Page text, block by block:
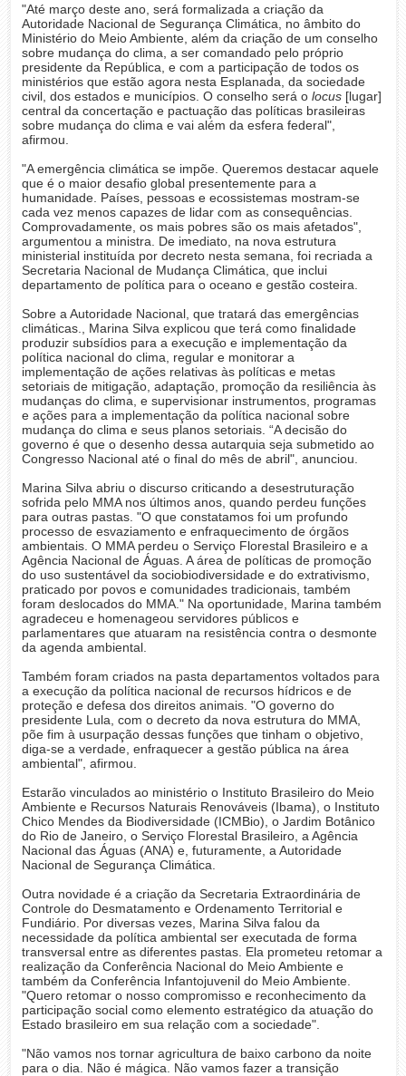
"Até março deste ano, será formalizada a criação da
Autoridade Nacional de Segurança Climática, no âmbito do
Ministério do Meio Ambiente, além da criação de um conselho
sobre mudança do clima, a ser comandado pelo próprio
presidente da República, e com a participação de todos os
ministérios que estão agora nesta Esplanada, da sociedade
civil, dos estados e municípios. O conselho será o locus[lugar]
central da concertação e pactuação das políticas brasileiras
sobre mudança do clima e vai além da esfera federal",
afirmou.
"A emergência climática se impõe. Queremos destacar aquele
que é o maior desafio global presentemente para a
humanidade. Países, pessoas e ecossistemas mostram-se
cada vez menos capazes de lidar com as consequências.
Comprovadamente, os mais pobres são os mais afetados",
argumentou a ministra. De imediato, na nova estrutura
ministerial instituída por decreto nesta semana, foi recriada a
Secretaria Nacional de Mudança Climática, que inclui
departamento de política para o oceano e gestão costeira.
Sobre a Autoridade Nacional, que tratará das emergências
climáticas., Marina Silva explicou que terá como finalidade
produzir subsídios para a execução e implementação da
política nacional do clima, regular e monitorar a
implementação de ações relativas às políticas e metas
setoriais de mitigação, adaptação, promoção da resiliência às
mudanças do clima, e supervisionar instrumentos, programas
e ações para a implementação da política nacional sobre
mudança do clima e seus planos setoriais. “A decisão do
governo é que o desenho dessa autarquia seja submetido ao
Congresso Nacional até o final do mês de abril", anunciou.
Marina Silva abriu o discurso criticando a desestruturação
sofrida pelo MMA nos últimos anos, quando perdeu funções
para outras pastas. "O que constatamos foi um profundo
processo de esvaziamento e enfraquecimento de órgãos
ambientais. O MMA perdeu o Serviço Florestal Brasileiro e a
Agência Nacional de Águas. A área de políticas de promoção
do uso sustentável da sociobiodiversidade e do extrativismo,
praticado por povos e comunidades tradicionais, também
foram deslocados do MMA." Na oportunidade, Marina também
agradeceu e homenageou servidores públicos e
parlamentares que atuaram na resistência contra o desmonte
da agenda ambiental.
Também foram criados na pasta departamentos voltados para
a execução da política nacional de recursos hídricos e de
proteção e defesa dos direitos animais. "O governo do
presidente Lula, com o decreto da nova estrutura do MMA,
põe fim à usurpação dessas funções que tinham o objetivo,
diga-se a verdade, enfraquecer a gestão pública na área
ambiental", afirmou.
Estarão vinculados ao ministério o Instituto Brasileiro do Meio
Ambiente e Recursos Naturais Renováveis (Ibama), o Instituto
Chico Mendes da Biodiversidade (ICMBio), o Jardim Botânico
do Rio de Janeiro, o Serviço Florestal Brasileiro, a Agência
Nacional das Águas (ANA) e, futuramente, a Autoridade
Nacional de Segurança Climática.
Outra novidade é a criação da Secretaria Extraordinária de
Controle do Desmatamento e Ordenamento Territorial e
Fundiário. Por diversas vezes, Marina Silva falou da
necessidade da política ambiental ser executada de forma
transversal entre as diferentes pastas. Ela prometeu retomar a
realização da Conferência Nacional do Meio Ambiente e
também da Conferência Infantojuvenil do Meio Ambiente.
"Quero retomar o nosso compromisso e reconhecimento da
participação social como elemento estratégico da atuação do
Estado brasileiro em sua relação com a sociedade".
"Não vamos nos tornar agricultura de baixo carbono da noite
para o dia. Não é mágica. Não vamos fazer a transição